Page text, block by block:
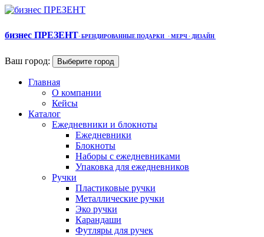
бизнес ПРЕЗЕНТ· БРЕНДИРОВАННЫЕ ПОДАРКИ · МЕРЧ · ДИЗАЙН
Ваш город: Выберите город
Главная
О компании
Кейсы
Каталог
Ежедневники и блокноты
Ежедневники
Блокноты
Наборы с ежедневниками
Упаковка для ежедневников
Ручки
Пластиковые ручки
Металлические ручки
Эко ручки
Карандаши
Футляры для ручек